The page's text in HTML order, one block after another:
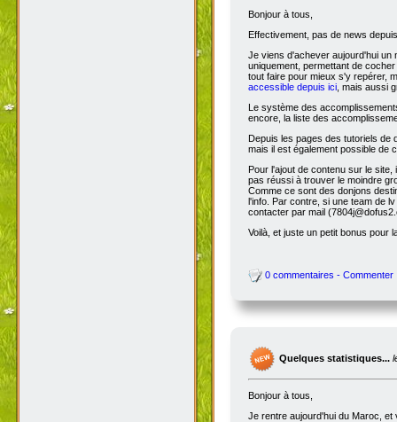
Bonjour à tous,
Effectivement, pas de news
Je viens d'achever aujourd'hui
uniquement, permettant de
tout faire pour mieux s'y repérer,
accessible depuis ici, mais aussi
Le système des
encore, la liste des
Depuis les pages des tutoriels de
mais il est également possible de
Pour l'ajout de contenu sur le
pas réussi à trouver le moindre
Comme ce sont des donjons
l'info. Par contre, si une team de
contacter par mail
Voilà, et juste un petit bonus pour
0 commentaires - Commenter
Quelques statistiques...
Bonjour à tous,
Je rentre aujourd'hui du Maroc, et